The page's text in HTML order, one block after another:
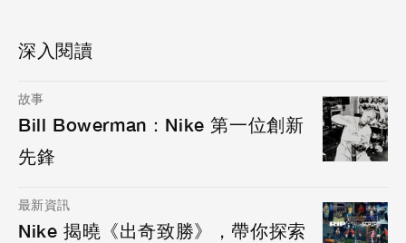
深入閱讀
故事
Bill Bowerman：Nike 第一位創新
先鋒
最新資訊
Nike 揭曉《出奇致勝》，帶你探索